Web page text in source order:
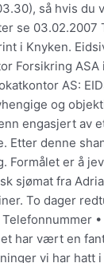
så hvis du
se 03.02.2007
i Knyken.
Forsikring ASA
AS:
og
engasjert av
denne
Formålet er å
sjømat fra
To dager
har vært en
vi har hatt